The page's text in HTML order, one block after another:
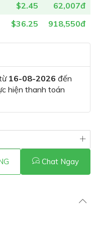
$2.45
62,007đ
$36.25 918,550đ
16-08-2026 đến
hiện thanh toán
Chat Ngay